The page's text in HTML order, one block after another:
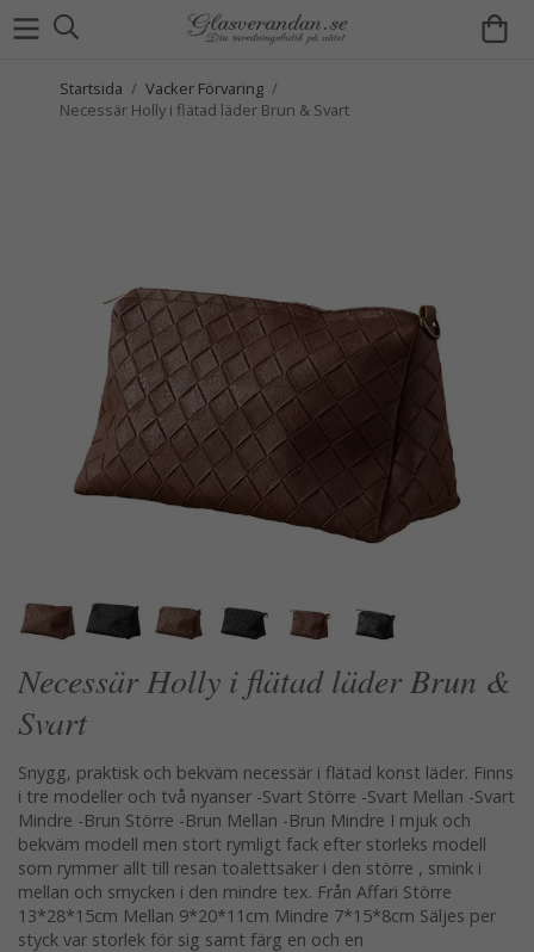
Startsida / Vacker Förvaring /
Necessär Holly i flätad läder Brun & Svart
Necessär Holly i flätad läder Brun &
Svart
Snygg, praktisk och bekväm necessär i flätad konst läder. Finns
i tre modeller och två nyanser -Svart Större -Svart Mellan -Svart
Mindre -Brun Större -Brun Mellan -Brun Mindre I mjuk och
bekväm modell men stort rymligt fack efter storleks modell
som rymmer allt till resan toalettsaker i den större , smink i
mellan och smycken i den mindre tex. Från Affari Större
13*28*15cm Mellan 9*20*11cm Mindre 7*15*8cm Säljes per
styck var storlek för sig samt färg en och en